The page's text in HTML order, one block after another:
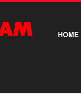
HOME